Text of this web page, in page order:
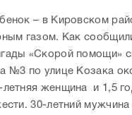
– в Кировском
газом. Как
«Скорой помощи»
№3 по улице Козака
женщина и 1,5
30-летний мужчина